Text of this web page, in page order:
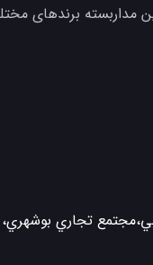
مداربسته برندهای
تجاري